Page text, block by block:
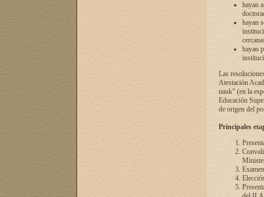
hayan
hayan
hayan
Las
Atestación
nauk” (en la
Educación
de origen del
Principales